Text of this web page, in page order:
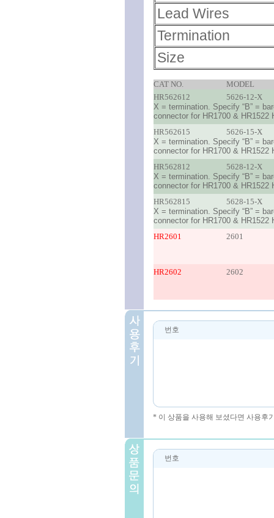
Lead Wires
Termination
Size
CAT NO.
MODEL
HR562612
5626-12-X
X = termination. Specify “B” =
connector for HR1700 & HR1522
HR562615
5626-15-X
X = termination. Specify “B” =
connector for HR1700 & HR1522
HR562812
5628-12-X
X = termination. Specify “B” =
connector for HR1700 & HR1522
HR562815
5628-15-X
X = termination. Specify “B” =
connector for HR1700 & HR1522
HR2601
2601
HR2602 2602
번호
* 이 상품을 사용해 보셨다면 사용후
번호